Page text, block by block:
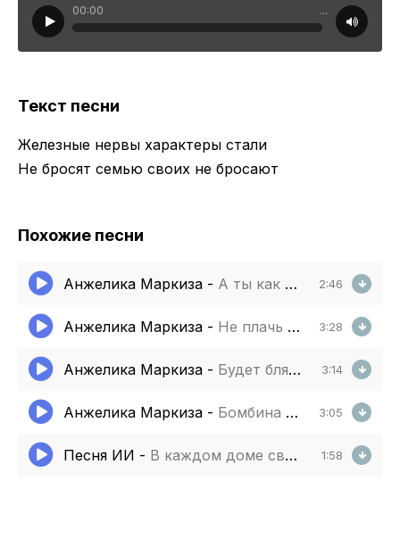
00:00 ...
Текст песни
Железные нервы характеры стали
Не бросят семью своих не бросают
Похожие песни
Анжелика Маркиза - А ты как вино дорогое с годами 2:46
Анжелика Маркиза - Не плачь красавица моя 3:28
Анжелика Маркиза - Будет блядь 3:14
Анжелика Маркиза - Бомбина чао 3:05
Песня ИИ - В каждом доме свой герой 1:58